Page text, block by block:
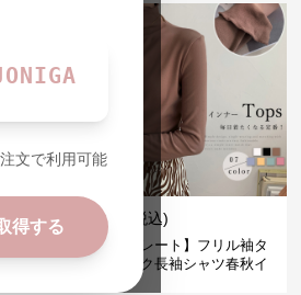
文で利用可能
得する
ト
3,490 (税込)
【骨格ストレート】フリル袖タ
ートルネック長袖シャツ春秋イ